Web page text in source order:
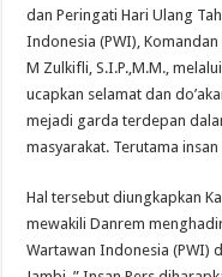
dan Peringati Hari Ulang
Indonesia (PWI),
M Zulkifli, S.I.P.,M.M.,
ucapkan selamat dan
mejadi garda terdepan
masyarakat. Terutama
Hal tersebut diungkapkan
mewakili Danrem
Wartawan Indonesia (PWI)